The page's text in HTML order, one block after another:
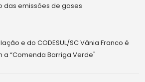
das emissões de gases
e do CODESUL/SC Vânia Franco é
“Comenda Barriga Verde"